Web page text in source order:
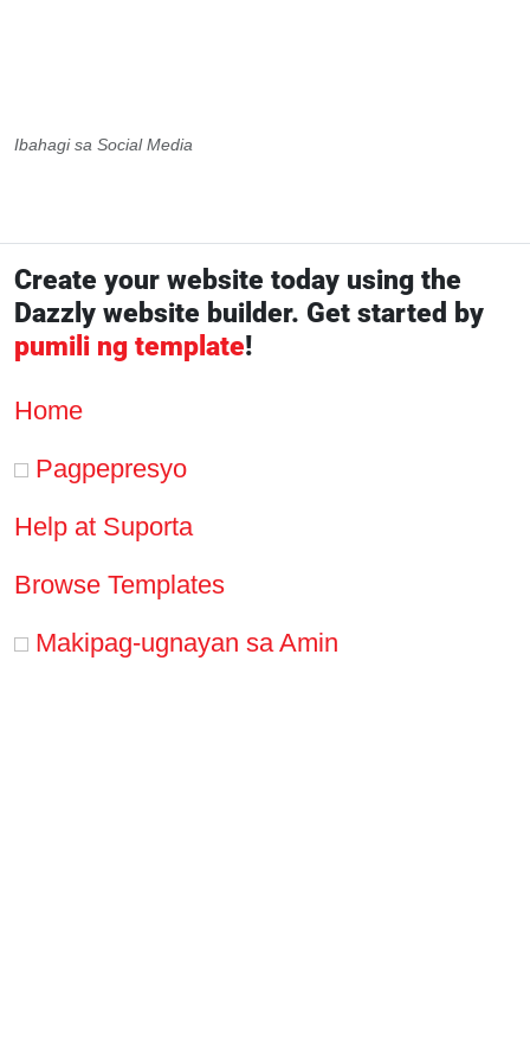
Ibahagi sa Social Media
Create your website today using the
Dazzly website builder. Get started by
pumili ng template!
Home
Pagpepresyo
Help at Suporta
Browse Templates
Makipag-ugnayan sa Amin